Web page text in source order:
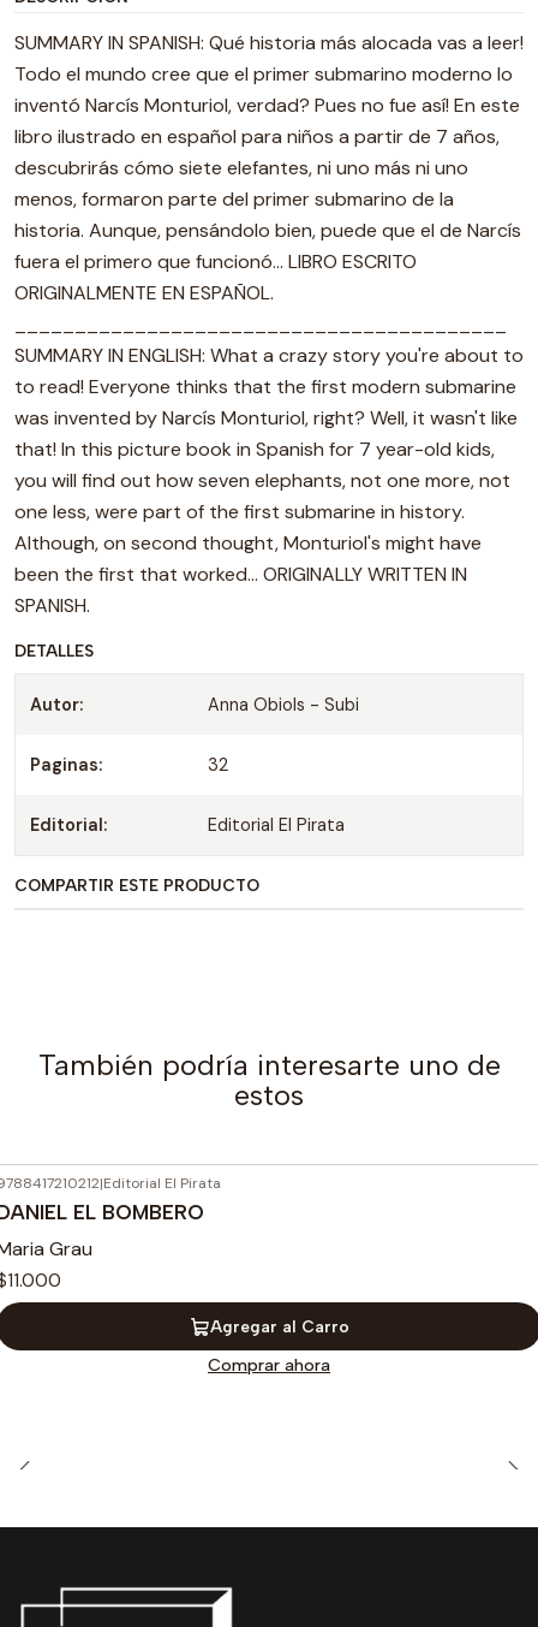
SUMMARY IN SPANISH: Qué historia más alocada vas a leer!
Todo el mundo cree que el primer submarino moderno lo
inventó Narcís Monturiol, verdad? Pues no fue así! En este
libro ilustrado en español para niños a partir de 7 años,
descubrirás cómo siete elefantes, ni uno más ni uno
menos, formaron parte del primer submarino de la
historia. Aunque, pensándolo bien, puede que el de Narcís
fuera el primero que funcionó... LIBRO ESCRITO
ORIGINALMENTE EN ESPAÑOL.
SUMMARY IN ENGLISH: What a crazy story you're about to
to read! Everyone thinks that the first modern submarine
was invented by Narcís Monturiol, right? Well, it wasn't like
that! In this picture book in Spanish for 7 year-old kids,
you will find out how seven elephants, not one more, not
one less, were part of the first submarine in history.
Although, on second thought, Monturiol's might have
been the first that worked... ORIGINALLY WRITTEN IN
SPANISH.
DETALLES
Autor: Anna Obiols - Subi
Paginas: 32
Editorial: Editorial El Pirata
COMPARTIR ESTE PRODUCTO
También podría interesarte uno de
estos
|Editorial El Pirata
EL BOMBERO
Grau
Agregar al Carro
Comprar ahora